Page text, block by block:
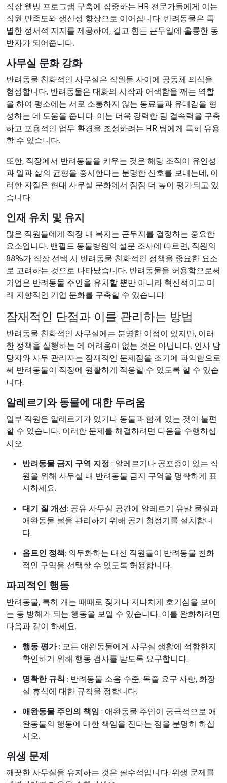
직장 웰빙 프로그램 구축에 집중하는 HR 전문가들에게 이는
직원 만족도와 생산성 향상으로 이어집니다. 반려동물은 특
별한 정서적 지지를 제공하여, 길고 힘든 근무일에 훌륭한 동
반자가 되어줍니다.
사무실 문화 강화
반려동물 친화적인 사무실은 직원들 사이에 공동체 의식을
형성합니다. 반려동물은 대화의 시작과 어색함을 깨는 역할
을 하여 평소에는 서로 소통하지 않는 동료들과 유대감을 형
성하는 데 도움을 줍니다. 이는 더욱 강력한 팀 결속력을 구축
하고 포용적인 업무 환경을 조성하려는 HR 팀에게 특히 유용
할 수 있습니다.
또한, 직장에서 반려동물을 키우는 것은 해당 조직이 유연성
과 일과 삶의 균형을 중시한다는 분명한 신호를 보내는데, 이
러한 자질은 현대 사무실 문화에서 점점 더 높이 평가되고 있
습니다.
인재 유치 및 유지
많은 직원들에게 직장 내 복지는 근무지를 결정하는 중요한
요소입니다. 밴필드 동물병원의 설문 조사에 따르면, 직원의
88%가 직장 선택 시 반려동물 친화적인 정책을 중요한 요소
로 고려하는 것으로 나타났습니다. 반려동물을 허용함으로써
기업은 반려동물 주인을 유치할 뿐만 아니라 혁신적이고 미
래 지향적인 기업 문화를 구축할 수 있습니다.
잠재적인 단점과 이를 관리하는 방법
반려동물 친화적인 사무실에는 분명한 이점이 있지만, 이러
한 정책을 실행하는 데 어려움이 없는 것은 아닙니다. 인사 담
당자와 사무 관리자는 잠재적인 문제점을 조기에 파악함으로
써 반려동물이 직장에 원활하게 적응할 수 있도록 할 수 있습
니다.
알레르기와 동물에 대한 두려움
일부 직원은 알레르기가 있거나 동물과 함께 있는 것이 불편
할 수 있습니다. 이러한 문제를 해결하려면 다음을 수행하십
시오.
반려동물 금지 구역 지정 : 알레르기나 공포증이 있는 직
원을 위해 사무실 내 반려동물 금지 구역을 명확하게 표
시하세요.
대기 질 개선: 공유 사무실 공간에 알레르기 유발 물질과
애완동물 털을 관리하기 위해 공기 청정기를 설치합니
다.
옵트인 정책: 의무화하는 대신 직원들이 반려동물 친화
적인 구역을 선택할 수 있도록 허용합니다.
파괴적인 행동
반려동물, 특히 개는 때때로 짖거나 지나치게 호기심을 보이
는 등 방해가 되는 행동을 보일 수 있습니다. 이를 완화하려면
다음과 같이 하세요.
행동 평가: 모든 애완동물에게 사무실 생활에 적합한지
확인하기 위해 행동 검사를 받도록 요구합니다.
명확한 규칙 : 반려동물 소음 수준, 목줄 요구 사항, 화장
실 휴식에 대한 규칙을 정합니다.
애완동물 주인의 책임 : 애완동물 주인이 궁극적으로 애
완동물의 행동에 대한 책임을 진다는 점을 분명히 하십
시오.
위생 문제
깨끗한 사무실을 유지하는 것은 필수적입니다. 위생 문제를